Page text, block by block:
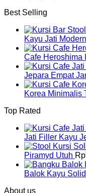
Best Selling
Kayu Jati Modern
Cafe Heroshima
Jepara Empat
Korea Minimalis
Top Rated
Jati Filler Kayu
Piramyd Utuh Rp
Balok Kayu
About us